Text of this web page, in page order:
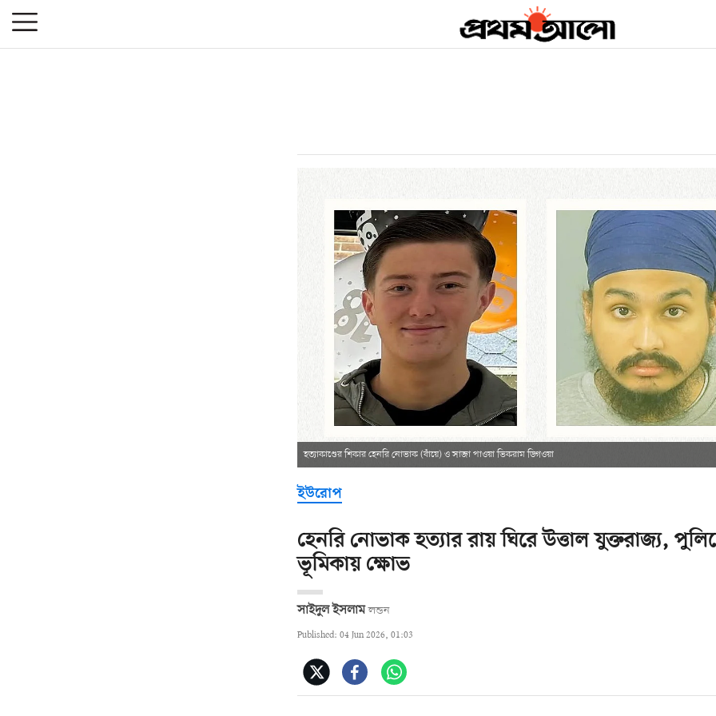
হত্যাকাণ্ডের শিকার হেনরি নোভাক (বাঁয়ে) ও সাজা পাওয়া ভিকরাম ডিগওয়া
ইউরোপ
হেনরি নোভাক হত্যার রায় ঘিরে উত্তাল যুক্তরাজ্য,
ভূমিকায় ক্ষোভ
সাইদুল ইসলাম লন্ডন
Published: 04 Jun 2026, 01:03